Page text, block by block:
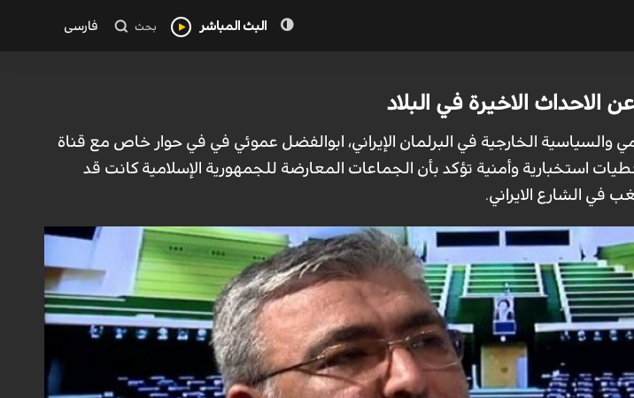
البث المباشر بحث فارسی
الاحداث الاخيرة في البلاد
والسياسية الخارجية في البرلمان الإيراني، ابوالفضل عموئي في في حوار خاص مع قناة
استخبارية وأمنية تؤكد بأن الجماعات المعارضة للجمهورية الإسلامية كانت قد
الشارع الايراني.